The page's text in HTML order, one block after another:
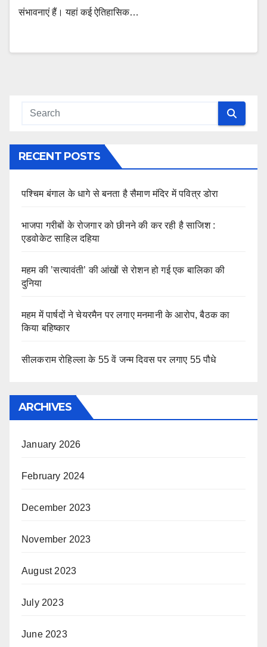
संभावनाएं हैं। यहां कई ऐतिहासिक…
RECENT POSTS
पश्चिम बंगाल के धागे से बनता है सैमाण मंदिर में पवित्र डोरा
भाजपा गरीबों के रोजगार को छीनने की कर रही है साजिश :
एडवोकेट साहिल दहिया
महम की ’सत्यावंती’ की आंखों से रोशन हो गई एक बालिका की
दुनिया
महम में पार्षदों ने चेयरमैन पर लगाए मनमानी के आरोप, बैठक का
किया बहिष्कार
सीलकराम रोहिल्ला के 55 वें जन्म दिवस पर लगाए 55 पौधे
ARCHIVES
January 2026
February 2024
December 2023
November 2023
August 2023
July 2023
June 2023